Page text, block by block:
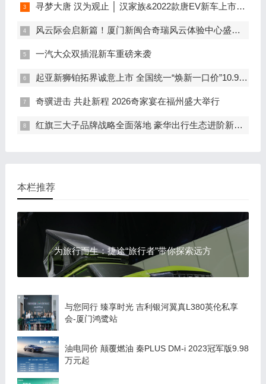
寻梦大唐 汉为观止 │ 汉家族&2022款唐EV新车上市发布会，敬请期待！
风云际会启新篇！厦门新闽合奇瑞风云体验中心盛大开业
一汽大众双插混新车重磅来袭
起亚新狮铂拓界诚意上市 全国统一“焕新一口价”10.99万元起
奇骥进击 共赴新程 2026奇家宴在福州盛大举行
红旗三大子品牌战略全面落地 豪华出行生态进阶新篇章
本栏推荐
为旅行而生：捷途“旅行者”带你探索远方
与您同行 臻享时光 吉利银河翼真L380英伦私享
会-厦门鸿鹭站
油电同价 颠覆燃油 秦PLUS DM-i 2023冠军版9.98
万元起